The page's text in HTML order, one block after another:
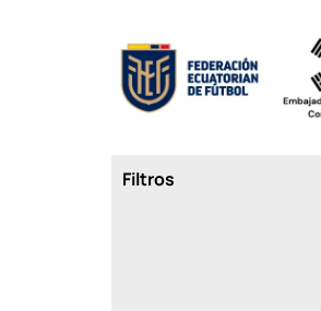
Filtros